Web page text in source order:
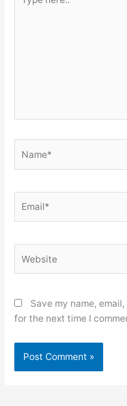
here..
Save my name,
for the next time I